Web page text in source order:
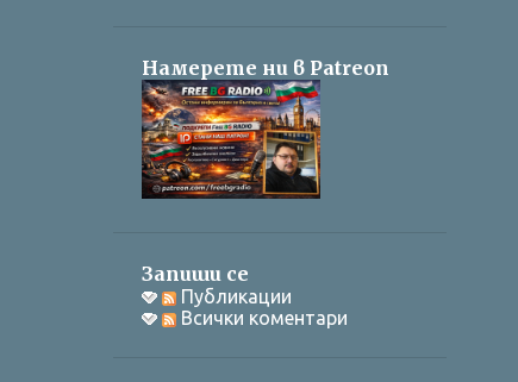
Намерете ни в Patreon
Запиши се
Публикации
Всички коментари